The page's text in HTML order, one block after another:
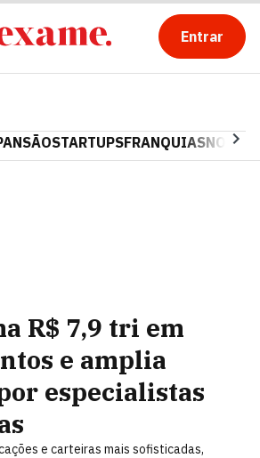
Entrar
STARTUPSFRANQUIAS
R$ 7,9 tri em
e amplia
especialistas
e carteiras mais sofisticadas,